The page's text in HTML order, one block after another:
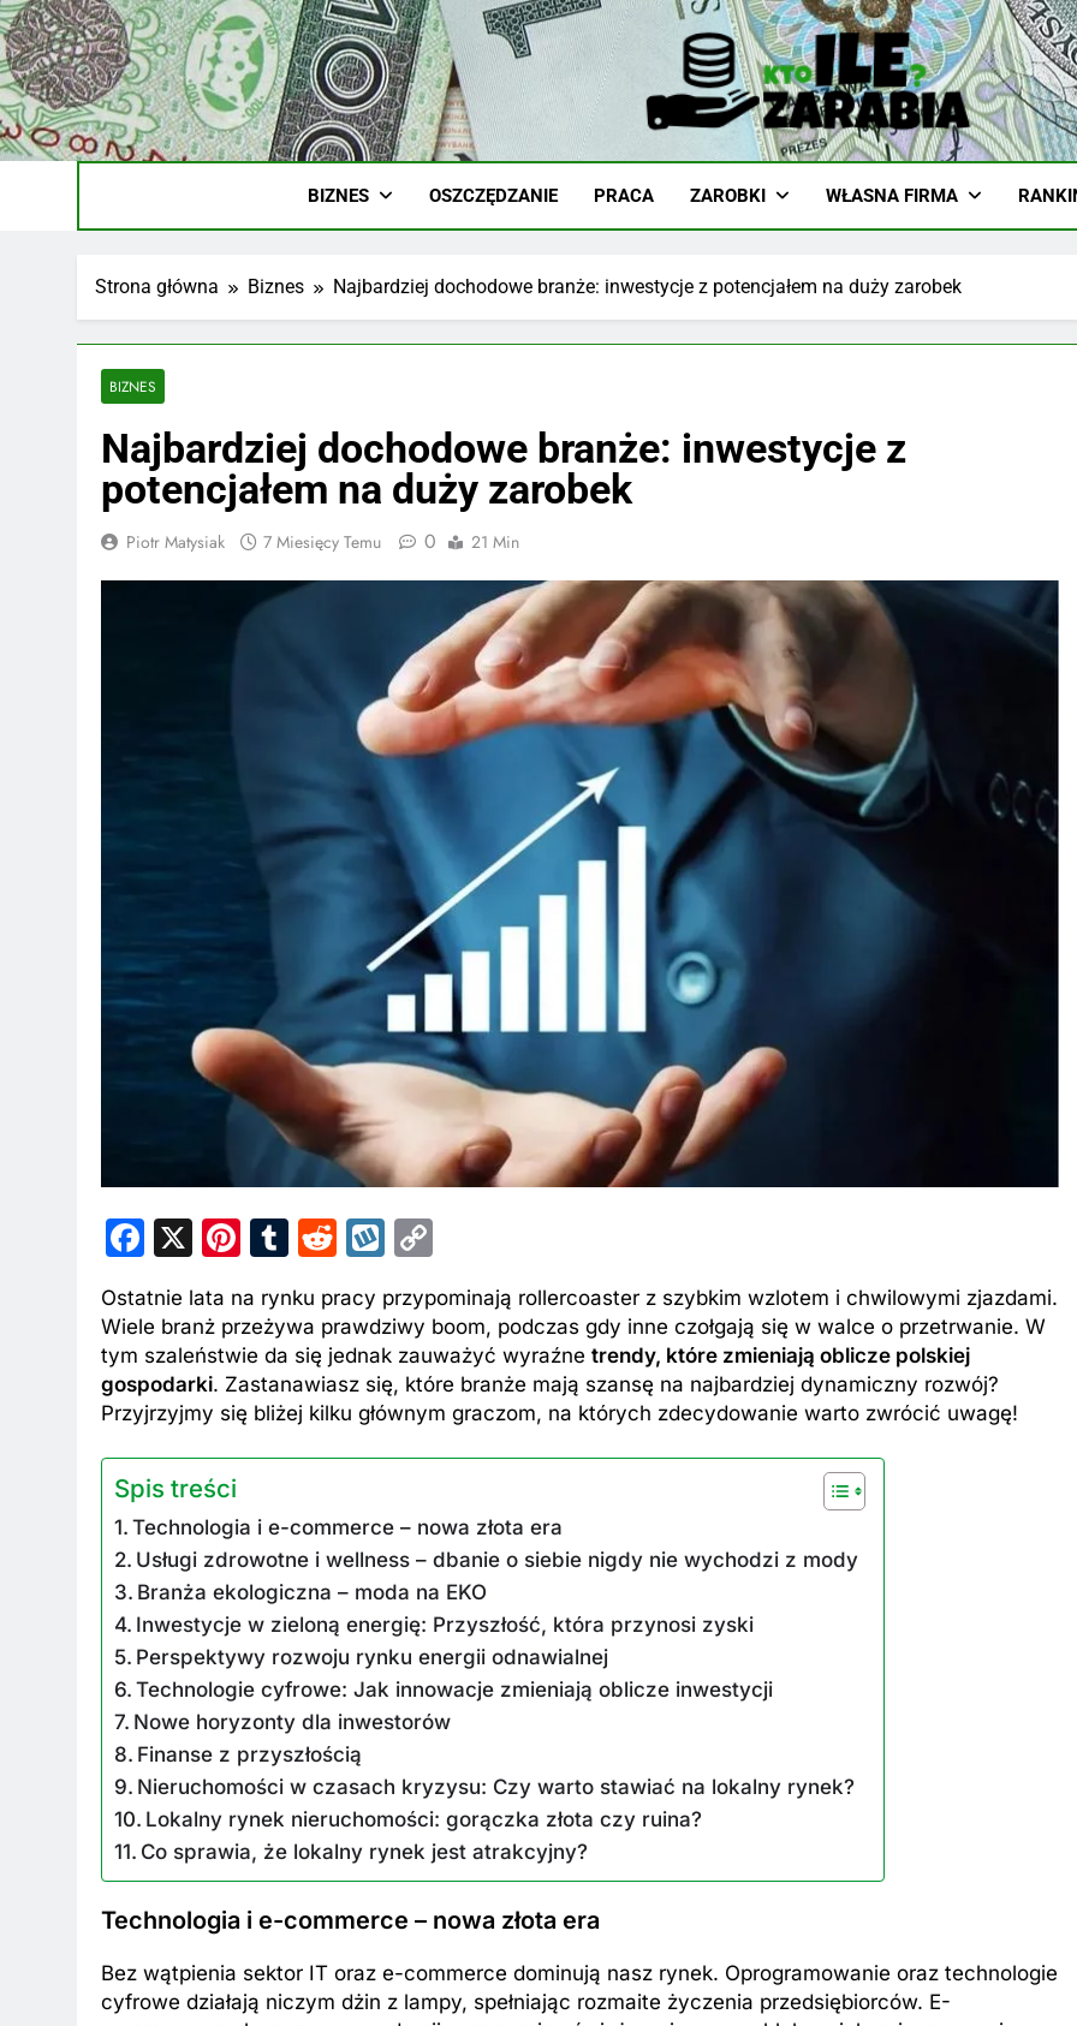
Skip
to
content
Ile-Zarabia.edu.pl
Zarobki Gwiazd, Ciekawostki I Biznes
BIZNES OSZCZĘDZANIE PRACA ZAROBKI WŁASNA FIRMA
Strona główna Biznes Najbardziej dochodowe branże: inwestycje z potencjałem na duży zarobek
BIZNES
Najbardziej dochodowe branże: inwestycje z
potencjałem na duży zarobek
Piotr Matysiak 7 Miesięcy Temu 0 21 Min
Facebook
X Pinterest
Tumblr
RedditWykop
Ostatnie lata na rynku pracy przypominają rollercoaster z szybkim wzlotem i chwilowymi zjazdami.
Wiele branż przeżywa prawdziwy boom, podczas gdy inne czołgają się w walce o przetrwanie. W
tym szaleństwie da się jednak zauważyć wyraźne trendy, które zmieniają oblicze polskiej
gospodarki. Zastanawiasz się, które branże mają szansę na najbardziej dynamiczny rozwój?
Przyjrzyjmy się bliżej kilku głównym graczom, na których zdecydowanie warto zwrócić uwagę!
Spis treści
Technologia i e-commerce – nowa złota era
Usługi zdrowotne i wellness – dbanie o siebie nigdy nie wychodzi z mody
Branża ekologiczna – moda na EKO
Inwestycje w zieloną energię: Przyszłość, która przynosi zyski
Perspektywy rozwoju rynku energii odnawialnej
Technologie cyfrowe: Jak innowacje zmieniają oblicze inwestycji
Nowe horyzonty dla inwestorów
Finanse z przyszłością
Nieruchomości w czasach kryzysu: Czy warto stawiać na lokalny rynek?
Lokalny rynek nieruchomości: gorączka złota czy ruina?
Co sprawia, że lokalny rynek jest atrakcyjny?
Technologia i e-commerce – nowa złota era
Bez wątpienia sektor IT oraz e-commerce dominują nasz rynek. Oprogramowanie oraz technologie
cyfrowe działają niczym dżin z lampy, spełniając rozmaite życzenia przedsiębiorców. E-
aktualne zarobki wójtów?
stawki na tym stanowisku!
ZAROBKI
Ile zarabia striptizer: poznaj aktualne
stawki męskiego striptizera
7 Miesięcy Temu
ZAROBKI
średnie zarobki na tym stanowisku